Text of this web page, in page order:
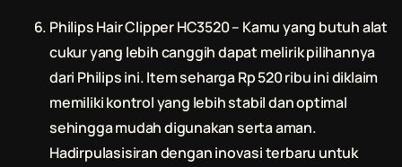
Philips Hair Clipper HC3520 – Kamu yang butuh alat
cukur yang lebih canggih dapat melirik pilihannya
dari Philips ini. Item seharga Rp 520 ribu ini diklaim
memiliki kontrol yang lebih stabil dan optimal
sehingga mudah digunakan serta aman.
Hadirpulasisiran dengan inovasi terbaru untuk